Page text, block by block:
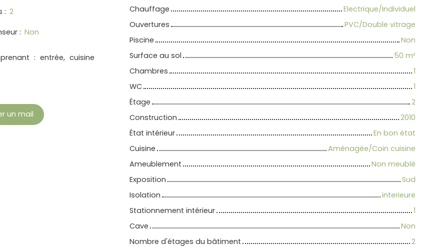
: 2
: Non
: entrée, cuisine
un mail
Chauffage
Electrique/Individuel
Ouvertures
PVC/Double vitrage
Piscine
Non
Surface au sol
50 m²
Chambres
1
WC
1
Étage
2
Construction
2010
État intérieur
En bon état
Cuisine
Aménagée/Coin cuisine
Ameublement
Non meublé
Exposition
Sud
Isolation
interieure
Stationnement intérieur
1
Cave
Non
Nombre d'étages du bâtiment
2